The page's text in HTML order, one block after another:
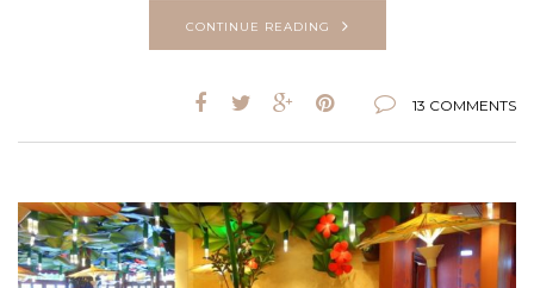
CONTINUE READING
13 COMMENTS